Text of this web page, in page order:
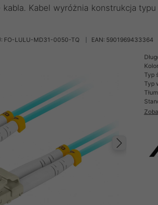
kabla. Kabel wyróżnia konstrukcja
FO-LULU-MD31-0050-TQ EAN: 5901969433364
Typ
Typ